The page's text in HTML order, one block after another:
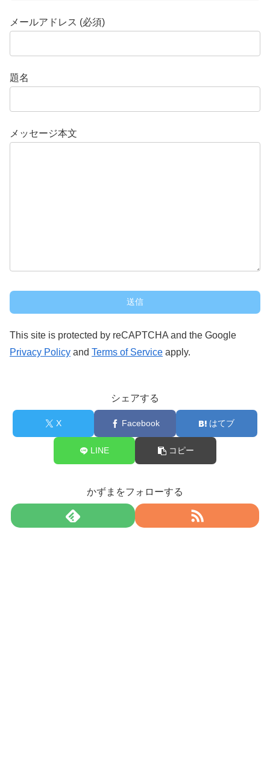
メールアドレス (必須)
題名
メッセージ本文
This site is protected by reCAPTCHA and the Google
Privacy Policy and Terms of Service apply.
シェアする
X Facebook はてブ
LINE コピー
かずまをフォローする